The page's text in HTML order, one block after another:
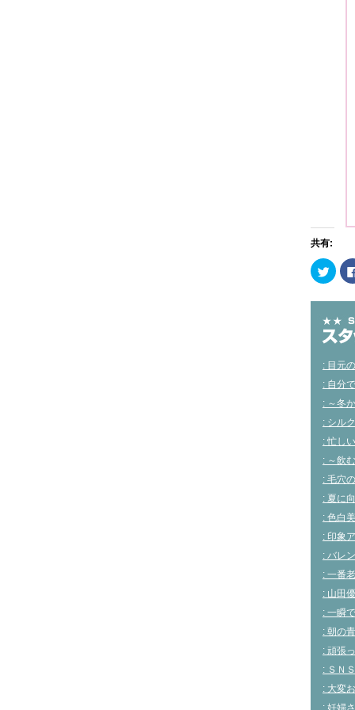
共有:
ク
リ
て
で
共
(新
し
い
ウ
ィ
ン
ド
ウ
で
開
き
ま
す)
: 目元
: 自分
: ～冬
: シル
: 忙し
: ～飲
: 毛穴
: 夏に
: 色白
: 印象
: バレ
: 一番
: 山田
: 一瞬
: 朝の
: 頑張
: ＳＮ
: 大変
: 妊婦